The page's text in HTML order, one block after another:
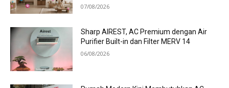
07/08/2026
Sharp AIREST, AC Premium dengan Air
Purifier Built-in dan Filter MERV 14
06/08/2026